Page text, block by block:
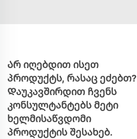
Არ იღებდით ისეთ
პროდუქტს, რასაც ეძებთ?
Დაუკავშირდით ჩვენს
კონსულტანტებს მეტი
ხელმისაწვდომი
პროდუქტის შესახებ.